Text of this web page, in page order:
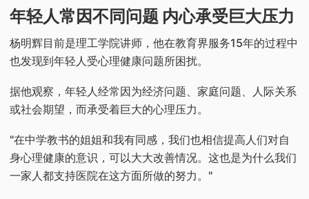
年轻人常因不同问题 内心承受巨大压力
杨明辉目前是理工学院讲师，他在教育界服务15年的过程中
也发现到年轻人受心理健康问题所困扰。
据他观察，年轻人经常因为经济问题、家庭问题、人际关系
或社会期望，而承受着巨大的心理压力。
"在中学教书的姐姐和我有同感，我们也相信提高人们对自
身心理健康的意识，可以大大改善情况。这也是为什么我们
一家人都支持医院在这方面所做的努力。"